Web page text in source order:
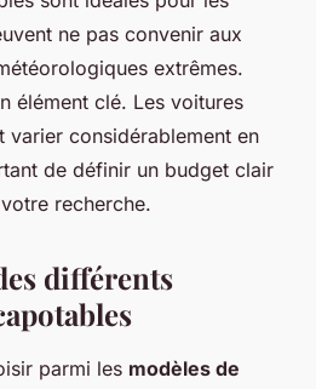
ne pas convenir aux
extrêmes.
élément clé. Les voitures
varier considérablement en
de définir un budget clair
recherche.
différents
parmi les modèles de